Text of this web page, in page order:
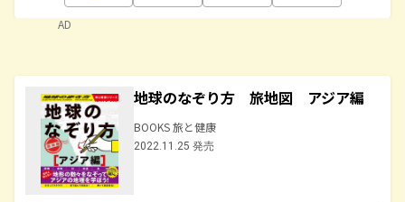
AD
地球のなぞり方 旅地図 アジア編
BOOKS 旅と健康
2022.11.25 発売